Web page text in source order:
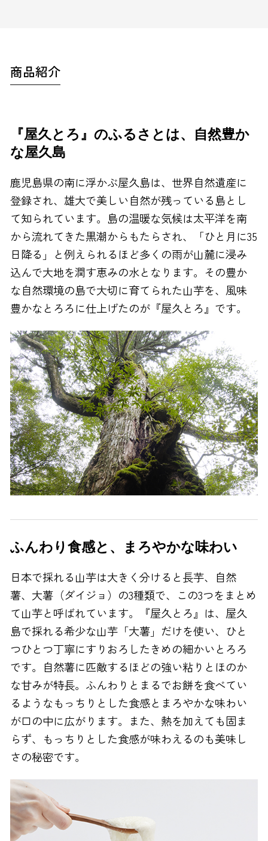
9:00～18:00 / 土日祝も可
FAXでのお問い合わせ
0120-810-130
24時間自動受付
商品紹介
『屋久とろ』のふるさとは、自然豊か
な屋久島
鹿児島県の南に浮かぶ屋久島は、世界自然遺産に
登録され、雄大で美しい自然が残っている島とし
て知られています。島の温暖な気候は太平洋を南
から流れてきた黒潮からもたらされ、「ひと月に35
日降る」と例えられるほど多くの雨が山麓に浸み
込んで大地を潤す恵みの水となります。その豊か
な自然環境の島で大切に育てられた山芋を、風味
豊かなとろろに仕上げたのが『屋久とろ』です。
ふんわり食感と、まろやかな味わい
日本で採れる山芋は大きく分けると長芋、自然
薯、大薯（ダイジョ）の3種類で、この3つをまとめ
て山芋と呼ばれています。『屋久とろ』は、屋久
島で採れる希少な山芋「大薯」だけを使い、ひと
つひとつ丁寧にすりおろしたきめの細かいとろろ
です。自然薯に匹敵するほどの強い粘りとほのか
な甘みが特長。ふんわりとまるでお餅を食べてい
るようなもっちりとした食感とまろやかな味わい
が口の中に広がります。また、熱を加えても固ま
らず、もっちりとした食感が味わえるのも美味し
さの秘密です。